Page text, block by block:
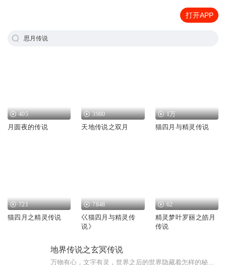
打开APP
思月传说
405
月圆夜的传说
3980
天地传说之双月
1万
猫四月与精灵传说
721
猫四月之精灵传说
7848
巜猫四月与精灵传
说》
62
精灵梦叶罗丽之皓月
传说
地界传说之玄冥传说